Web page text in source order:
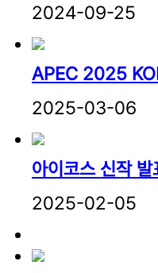
2024-09-25
APEC 2025
2025-03-06
아이코스 신작 발
2025-02-05